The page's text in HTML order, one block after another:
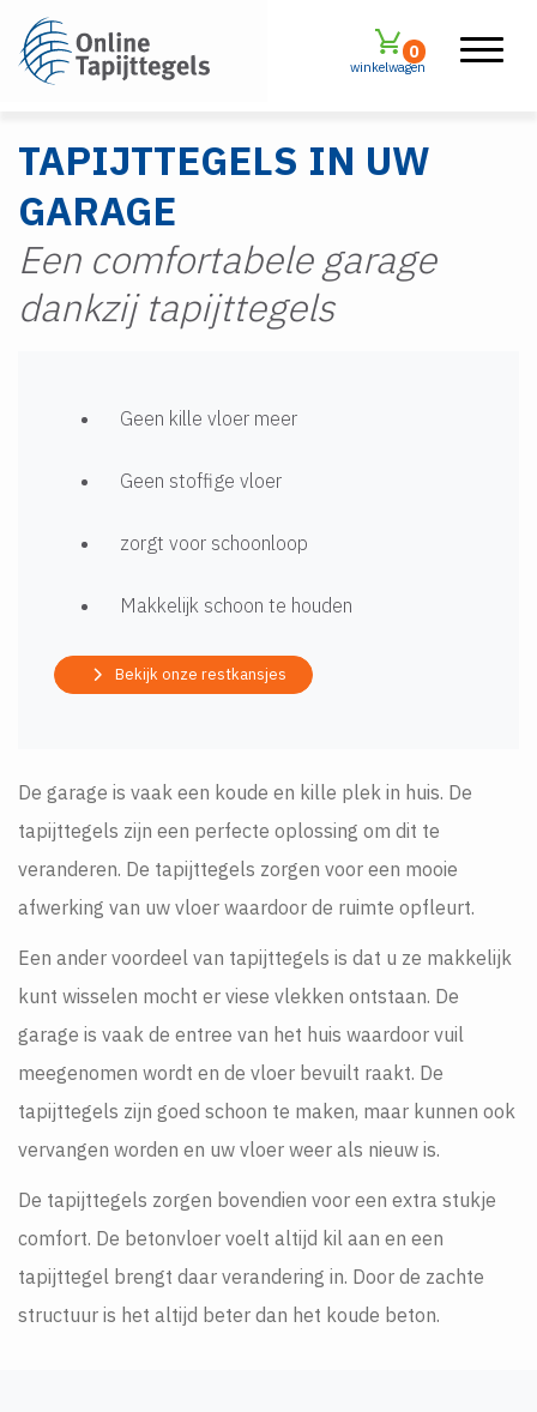
winkelwagen
0
TAPIJTTEGELS IN UW
GARAGE
Een comfortabele garage
dankzij tapijttegels
Geen kille vloer meer
Geen stoffige vloer
zorgt voor schoonloop
Makkelijk schoon te houden
Bekijk onze restkansjes
De garage is vaak een koude en kille plek in huis. De
tapijttegels zijn een perfecte oplossing om dit te
veranderen. De tapijttegels zorgen voor een mooie
afwerking van uw vloer waardoor de ruimte opfleurt.
Een ander voordeel van tapijttegels is dat u ze makkelijk
kunt wisselen mocht er viese vlekken ontstaan. De
garage is vaak de entree van het huis waardoor vuil
meegenomen wordt en de vloer bevuilt raakt. De
tapijttegels zijn goed schoon te maken, maar kunnen ook
vervangen worden en uw vloer weer als nieuw is.
De tapijttegels zorgen bovendien voor een extra stukje
comfort. De betonvloer voelt altijd kil aan en een
tapijttegel brengt daar verandering in. Door de zachte
structuur is het altijd beter dan het koude beton.